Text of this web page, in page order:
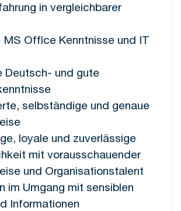
in vergleichbarer
MS Office Kenntnisse und IT
Deutsch- und gute
selbständige und genaue
loyale und zuverlässige
mit vorausschauender
und Organisationstalent
im Umgang mit sensiblen
Informationen